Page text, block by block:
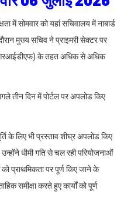
में सोमवार को यहां सचिवालय में नाबार्ड
मुख्य सचिव ने प्राइमरी सेक्टर पर
के तहत अधिक से अधिक
तीन दिन में पोर्टल पर अपलोड किए
के लिए भी प्रस्ताव शीघ्र अपलोड किए
धीमी गति से चल रही परियोजनाओं
प्राथमिकता पर पूर्ण किए जाने के
समीक्षा करते हुए कार्यों को पूर्ण